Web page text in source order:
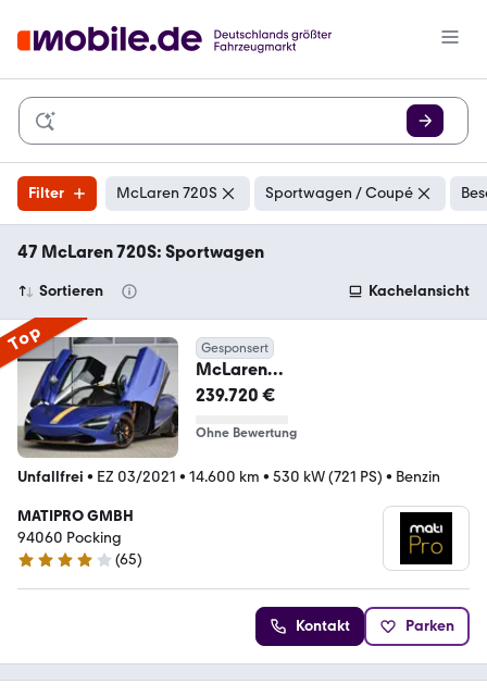
Filter McLaren 720S Sportwagen / Coupé
47 McLaren 720S: Sportwagen
Sortieren Kachelansicht
Top Gesponsert
McLaren
720S*PERFORMANCE*MSO*LIFT*
239.720 €
Ohne Bewertung
Unfallfrei • EZ 03/2021 • 14.600 km • 530 kW (721 PS) • Benzin
MATIPRO GMBH
94060 Pocking
4.1 Sterne
(65)
Kontakt Parken